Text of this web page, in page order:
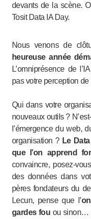
devants de la scène.
Tosit Data IA Day.
Nous venons de
heureuse année
L’omniprésence de
pas votre perception de
Qui dans votre
nouveaux outils ?
l’émergence du web,
organisation ? Le
que l’on apprend
convaincre, posez-
des données dans
pères fondateurs du
Lecun, pense que l’
gardes fou ou sinon…